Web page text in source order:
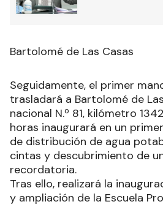
Bartolomé de Las Casas
Seguidamente, el primer
trasladará a Bartolomé de
nacional N.º 81, kilómetro
horas inaugurará en un
de distribución de agua
cintas y descubrimiento de
recordatoria.
Tras ello, realizará la
y ampliación de la Escuela